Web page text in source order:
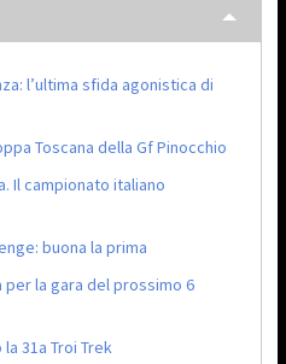
l’ultima sfida agonistica di
Toscana della Gf Pinocchio
Il campionato italiano
buona la prima
la gara del prossimo 6
31a Troi Trek